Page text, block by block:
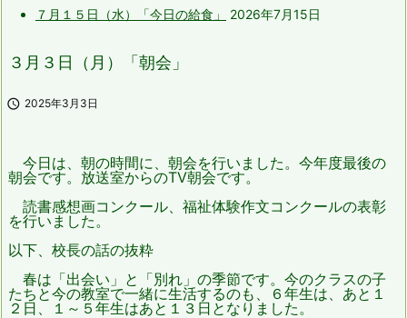
７月１５日（水）「今日の給食」
2026年7月15日
３月３日（月）「朝会」
 2025年3月3日
今日は、朝の時間に、朝会を行いました。今年度最後の
朝会です。放送室からのTV朝会です。
読書感想画コンクール、福祉体験作文コンクールの表彰
を行いました。
以下、校長の話の抜粋
春は「出会い」と「別れ」の季節です。今のクラスの子
たちと今の教室で一緒に生活するのも、６年生は、あと１
２日、１～５年生はあと１３日となりました。